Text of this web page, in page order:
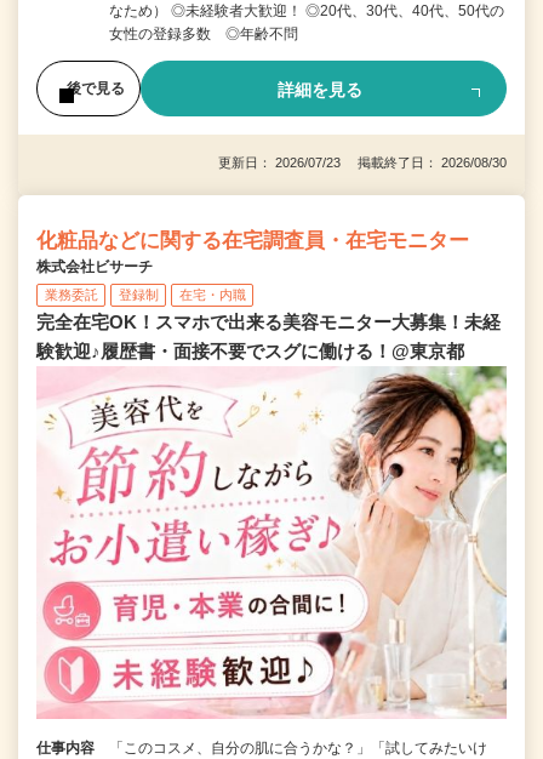
なため） ◎未経験者大歓迎！ ◎20代、30代、40代、50代の
女性の登録多数 ◎年齢不問
後で見る 詳細を見る
更新日： 2026/07/23 掲載終了日： 2026/08/30
化粧品などに関する在宅調査員・在宅モニター
株式会社ビサーチ
業務委託 登録制 在宅・内職
完全在宅OK！スマホで出来る美容モニター大募集！未経
験歓迎♪履歴書・面接不要でスグに働ける！@東京都
仕事内容
「このコスメ、自分の肌に合うかな？」「試してみたいけ